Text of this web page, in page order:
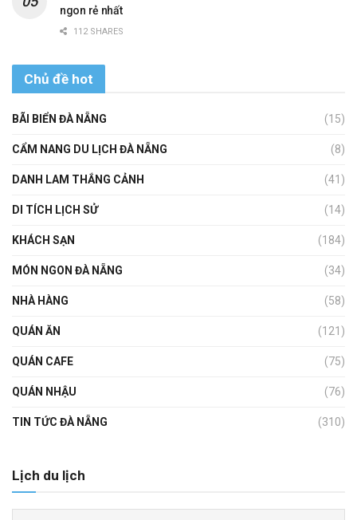
ngon rẻ nhất
112 SHARES
Chủ đề hot
BÃI BIỂN ĐÀ NẴNG (15)
CẨM NANG DU LỊCH ĐÀ NẴNG (8)
DANH LAM THẮNG CẢNH (41)
DI TÍCH LỊCH SỬ (14)
KHÁCH SẠN (184)
MÓN NGON ĐÀ NẴNG (34)
NHÀ HÀNG (58)
QUÁN ĂN (121)
QUÁN CAFE (75)
QUÁN NHẬU (76)
TIN TỨC ĐÀ NẴNG (310)
Lịch du lịch